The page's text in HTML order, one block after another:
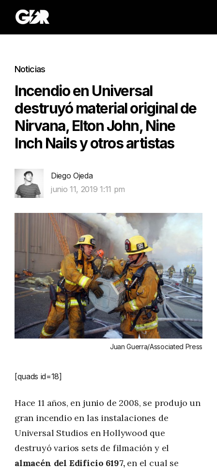
Noticias
Incendio en Universal
destruyó material original de
Nirvana, Elton John, Nine
Inch Nails y otros artistas
Diego Ojeda
junio 11, 2019 1:11 pm
Juan Guerra/Associated Press
[quads id=18]
Hace 11 años, en junio de 2008, se produjo un
gran incendio en las instalaciones de
Universal Studios en Hollywood que
destruyó varios sets de filmación y el
almacén del Edificio 6197,en el cual se